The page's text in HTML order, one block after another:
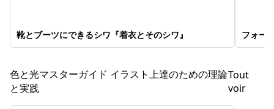
靴とブーツにできるシワ『着衣とそのシワ』
フォー
そのシ
色と光マスターガイド イラスト上達のための理論
と実践
Tout
voir